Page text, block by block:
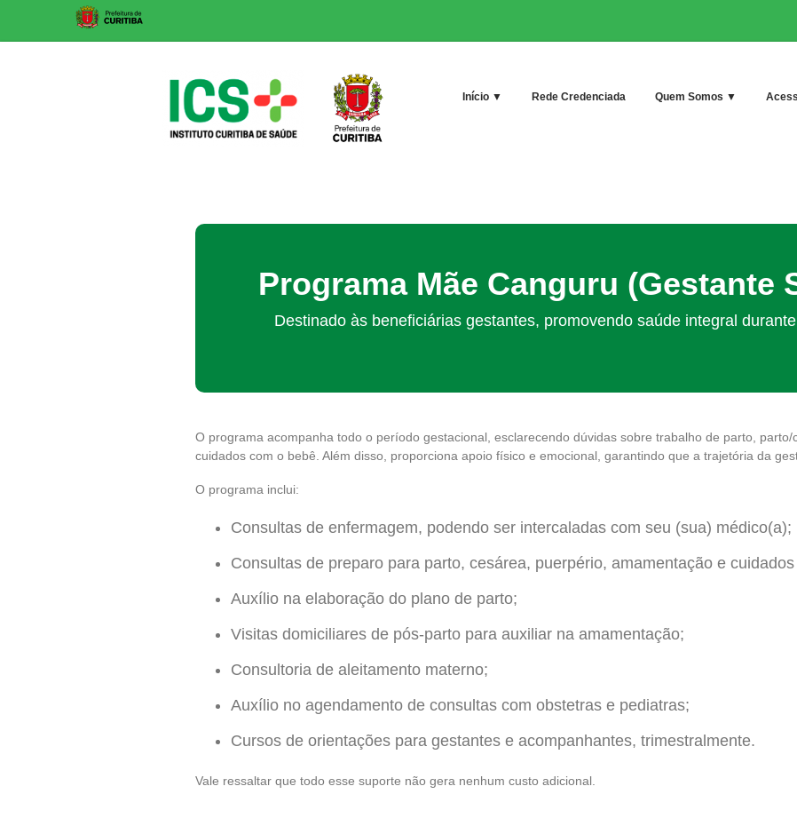
Curitiba
Início ▼ Rede Credenciada Quem Somos ▼
Programa Mãe Canguru (Gestante
Destinado às beneficiárias gestantes, promovendo saúde integral
O programa acompanha todo o período gestacional, esclarecendo dúvidas sobre trabalho de parto,
cuidados com o bebê. Além disso, proporciona apoio físico e emocional, garantindo que a trajetória da
O programa inclui:
Consultas de enfermagem, podendo ser intercaladas com seu (sua) médico(a);
Consultas de preparo para parto, cesárea, puerpério, amamentação e
Auxílio na elaboração do plano de parto;
Visitas domiciliares de pós-parto para auxiliar na amamentação;
Consultoria de aleitamento materno;
Auxílio no agendamento de consultas com obstetras e pediatras;
Cursos de orientações para gestantes e acompanhantes, trimestralmente.
Vale ressaltar que todo esse suporte não gera nenhum custo adicional.